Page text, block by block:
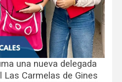
una nueva delegada
Carmelas de Gines